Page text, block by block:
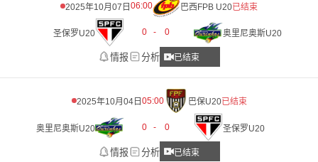
2025年10月07日06:00 巴西FPB U20已结束
圣保罗U20 0 - 0 奥里尼奥斯U20
情报 分析 已结束
2025年10月04日 05:00 巴保U20已结束
奥里尼奥斯U20 0 - 0 圣保罗U20
情报 分析 已结束